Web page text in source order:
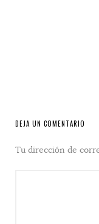
DEJA UN COMENTARIO
Tu dirección de